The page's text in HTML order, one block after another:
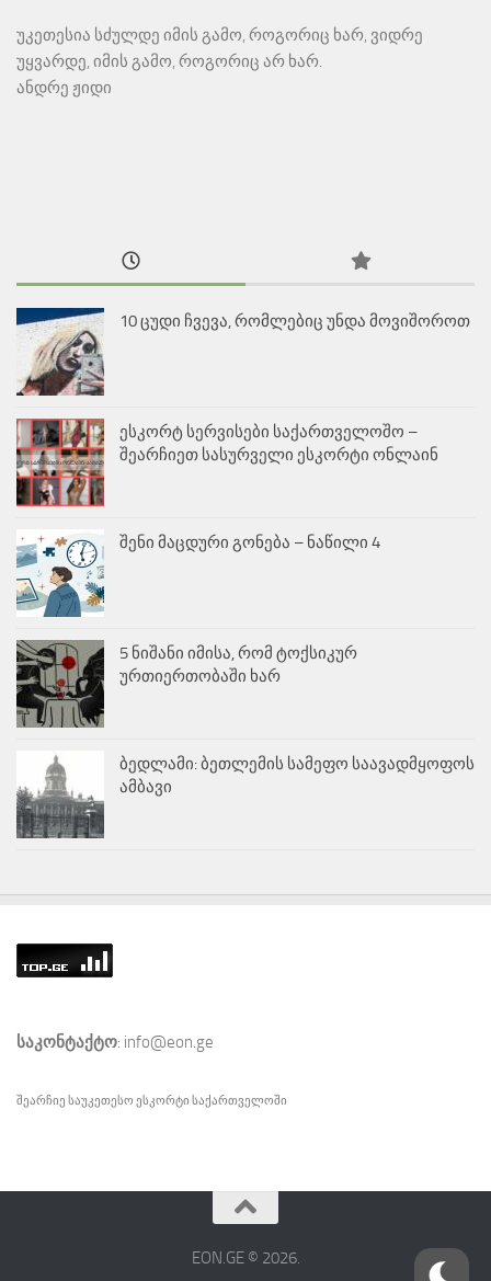
უკეთესია სძულდე იმის გამო, როგორიც ხარ, ვიდრე
უყვარდე, იმის გამო, როგორიც არ ხარ.
ანდრე ჟიდი
10 ცუდი ჩვევა, რომლებიც უნდა მოვიშოროთ
ესკორტ სერვისები საქართველოშო –
შეარჩიეთ სასურველი ესკორტი ონლაინ
შენი მაცდური გონება – ნაწილი 4
5 ნიშანი იმისა, რომ ტოქსიკურ
ურთიერთობაში ხარ
ბედლამი: ბეთლემის სამეფო საავადმყოფოს
ამბავი
საკონტაქტო: info@eon.ge
შეარჩიე საუკეთესო ესკორტი საქართველოში
EON.GE © 2026.